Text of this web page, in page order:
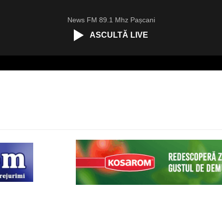
News FM 89.1 Mhz Pașcani
ASCULTĂ LIVE